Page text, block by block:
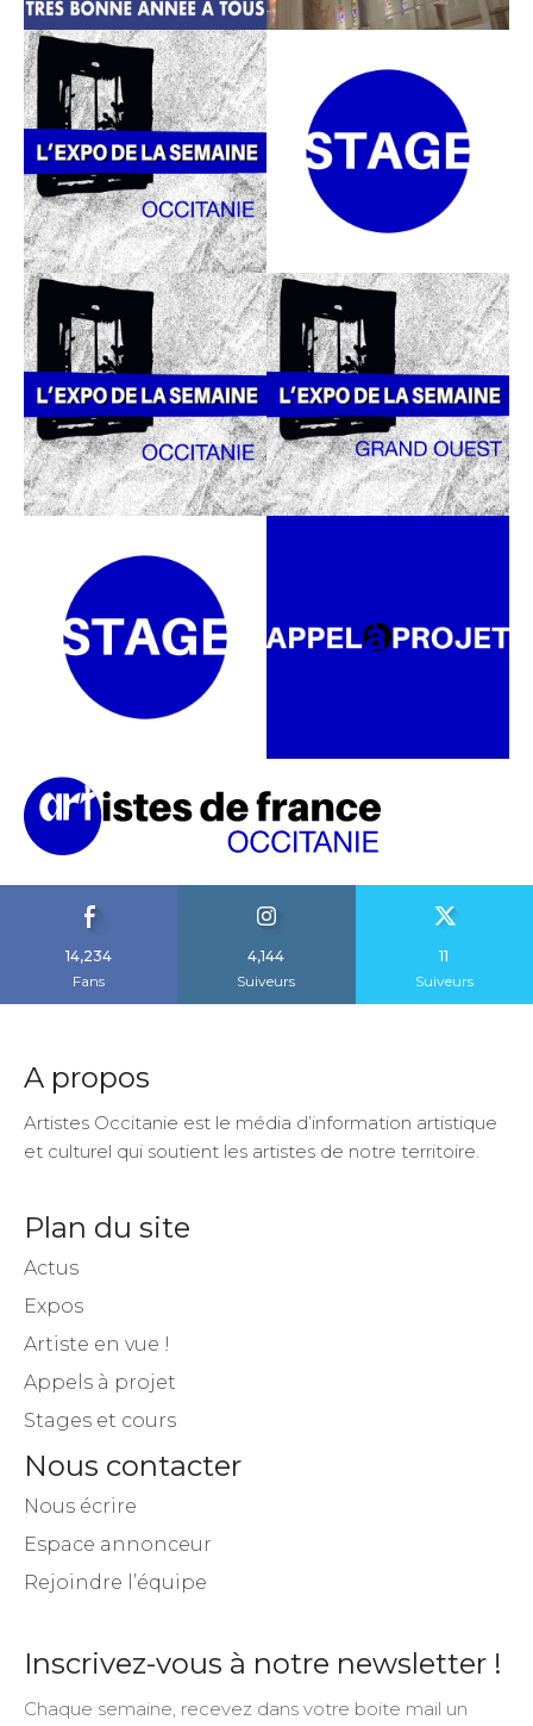
14,234
Fans
4,144
Suiveurs
11
Suiveurs
A propos
Artistes Occitanie est le média d’information artistique
et culturel qui soutient les artistes de notre territoire.
Plan du site
Actus
Expos
Artiste en vue !
Appels à projet
Stages et cours
Nous contacter
Nous écrire
Espace annonceur
Rejoindre l’équipe
Inscrivez-vous à notre newsletter !
Chaque semaine, recevez dans votre boite mail un